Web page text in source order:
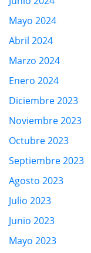
Mayo 2024
Abril 2024
Marzo 2024
Enero 2024
Diciembre 2023
Noviembre 2023
Octubre 2023
Septiembre 2023
Agosto 2023
Julio 2023
Junio 2023
Mayo 2023